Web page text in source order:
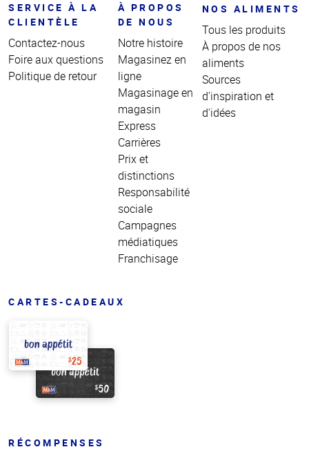
SERVICE À LA
CLIENTÈLE
Contactez-nous
Foire aux questions
Politique de retour
À PROPOS
DE NOUS
Notre histoire
Magasinez en
ligne
Magasinage en
magasin
Express
Carrières
Prix et
distinctions
Responsabilité
sociale
Campagnes
médiatiques
Franchisage
NOS ALIMENTS
Tous les produits
À propos de nos
aliments
Sources
d'inspiration et
d'idées
CARTES-CADEAUX
RÉCOMPENSES